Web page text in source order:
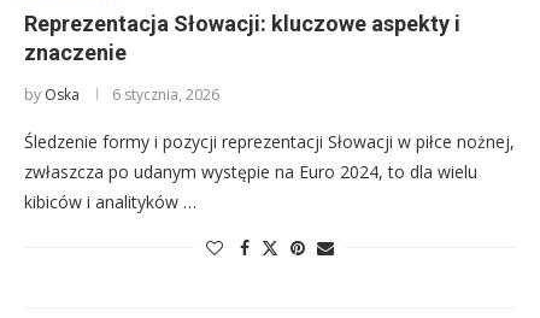
Reprezentacja Słowacji: kluczowe aspekty i
znaczenie
by Oska 6 stycznia, 2026
Śledzenie formy i pozycji reprezentacji Słowacji w piłce nożnej,
zwłaszcza po udanym występie na Euro 2024, to dla wielu
kibiców i analityków …